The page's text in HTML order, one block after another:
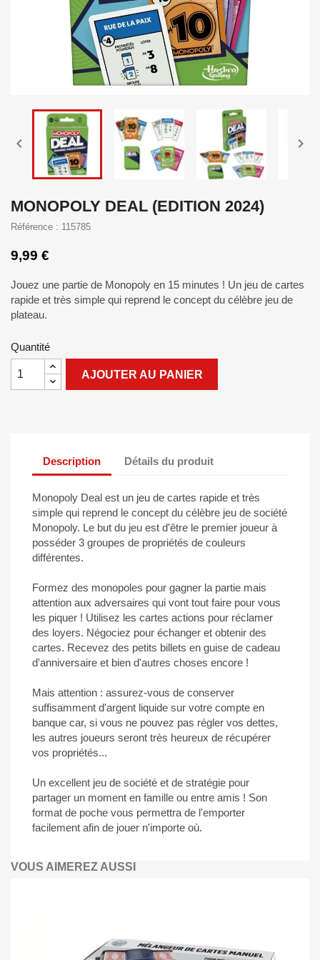
 
MONOPOLY DEAL (EDITION 2024)
Référence : 115785
9,99 €
Jouez une partie de Monopoly en 15 minutes ! Un jeu de cartes
rapide et très simple qui reprend le concept du célèbre jeu de
plateau.
Quantité
AJOUTER AU PANIER
Description Détails du produit
Monopoly Deal est un jeu de cartes rapide et très
simple qui reprend le concept du célèbre jeu de société
Monopoly. Le but du jeu est d'être le premier joueur à
posséder 3 groupes de propriétés de couleurs
différentes.
Formez des monopoles pour gagner la partie mais
attention aux adversaires qui vont tout faire pour vous
les piquer ! Utilisez les cartes actions pour réclamer
des loyers. Négociez pour échanger et obtenir des
cartes. Recevez des petits billets en guise de cadeau
d'anniversaire et bien d'autres choses encore !
Mais attention : assurez-vous de conserver
suffisamment d'argent liquide sur votre compte en
banque car, si vous ne pouvez pas régler vos dettes,
les autres joueurs seront très heureux de récupérer
vos propriétés...
Un excellent jeu de société et de stratégie pour
partager un moment en famille ou entre amis ! Son
format de poche vous permettra de l'emporter
facilement afin de jouer n'importe où.
VOUS AIMEREZ AUSSI